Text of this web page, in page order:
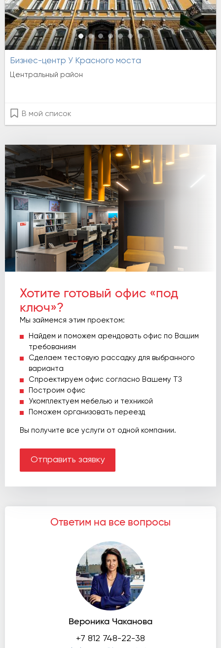
Бизнес-центр У Красного моста
Центральный район
В мой список
Хотите готовый офис «под
ключ»?
Мы займемся этим проектом:
Найдем и поможем арендовать офис по Вашим
требованиям
Сделаем тестовую рассадку для выбранного
варианта
Спроектируем офис согласно Вашему ТЗ
Построим офис
Укомплектуем мебелью и техникой
Поможем организовать переезд
Вы получите все услуги от одной компании.
Отправить заявку
Ответим на все вопросы
Вероника Чаканова
+7 812 748-22-38